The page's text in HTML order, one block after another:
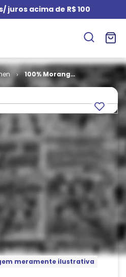
juros acima de R$ 100
100% Morango
meramente ilustrativa